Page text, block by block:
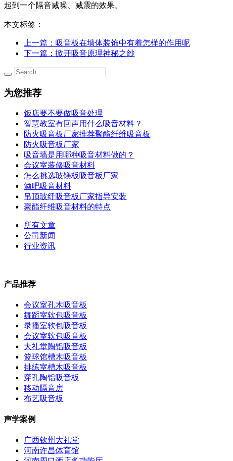
起到一个隔音减噪、减震的效果。
本文标签：
上一篇 ：吸音板在墙体装饰中有着怎样的作用呢
下一篇 ：掀开吸音原理神秘之纱
为您推荐
饭店要不要做吸音处理
智慧教室有回声用什么吸音材料？
防火吸音板厂家推荐聚酯纤维吸音板
防火吸音板厂家
吸音墙是用哪种吸音材料做的？
会议室装修吸音材料
怎么挑选玻镁板吸音板厂家
酒吧吸音材料
吊顶玻纤吸音板厂家指导安装
聚酯纤维吸音材料的特点
所有文章
公司新闻
行业资讯
产品推荐
会议室孔木吸音板
舞蹈室软包吸音板
录播室软包吸音板
会议室软包吸音板
大礼堂陶铝吸音板
篮球馆槽木吸音板
排练室槽木吸音板
穿孔陶铝吸音板
移动隔音房
布艺吸音板
声学案例
广西钦州大礼堂
河南许昌体育馆